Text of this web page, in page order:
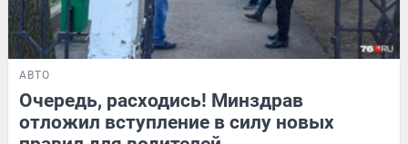
АВТО
Очередь, расходись! Минздрав
отложил вступление в силу новых